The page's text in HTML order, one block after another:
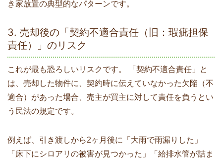
き家放置の典型的なパターンです。
3. 売却後の「契約不適合責任（旧：瑕疵担保
責任）」のリスク
これが最も恐ろしいリスクです。 「契約不適合責任」と
は、売却した物件に、契約時に伝えていなかった欠陥（不
適合）があった場合、売主が買主に対して責任を負うとい
う民法の規定です。
例えば、引き渡しから2ヶ月後に「大雨で雨漏りした」
「床下にシロアリの被害が見つかった」「給排水管が詰ま